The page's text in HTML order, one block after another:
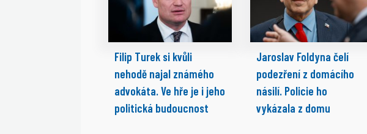
Filip Turek si kvůli
nehodě najal známého
advokáta. Ve hře je i jeho
politická budoucnost
Jaroslav Foldyna čelí
podezření z domácího
násilí. Policie ho
vykázala z domu